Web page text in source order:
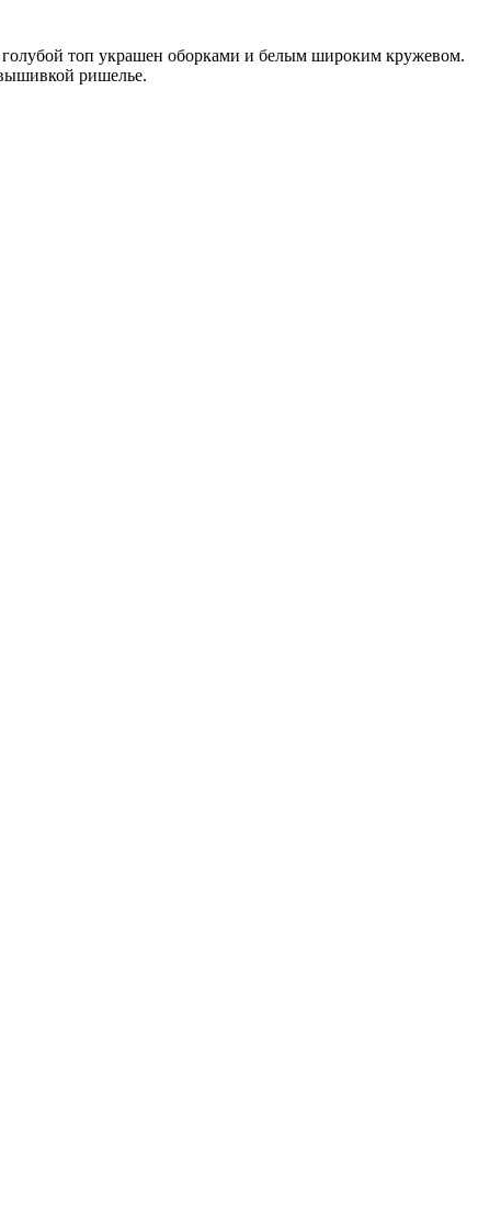
топ украшен оборками и белым широким кружевом.
ришелье.